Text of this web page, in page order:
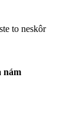
to neskôr
nám